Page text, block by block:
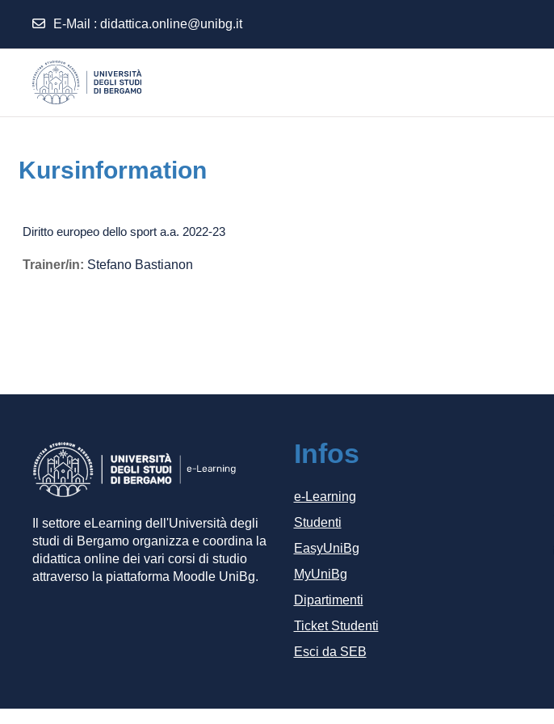
E-Mail : didattica.online@unibg.it
Kursinformation
Diritto europeo dello sport a.a. 2022-23
Trainer/in: Stefano Bastianon
Il settore eLearning dell'Università degli
studi di Bergamo organizza e coordina la
didattica online dei vari corsi di studio
attraverso la piattaforma Moodle UniBg.
Infos
e-Learning
Studenti
EasyUniBg
MyUniBg
Dipartimenti
Ticket Studenti
Esci da SEB